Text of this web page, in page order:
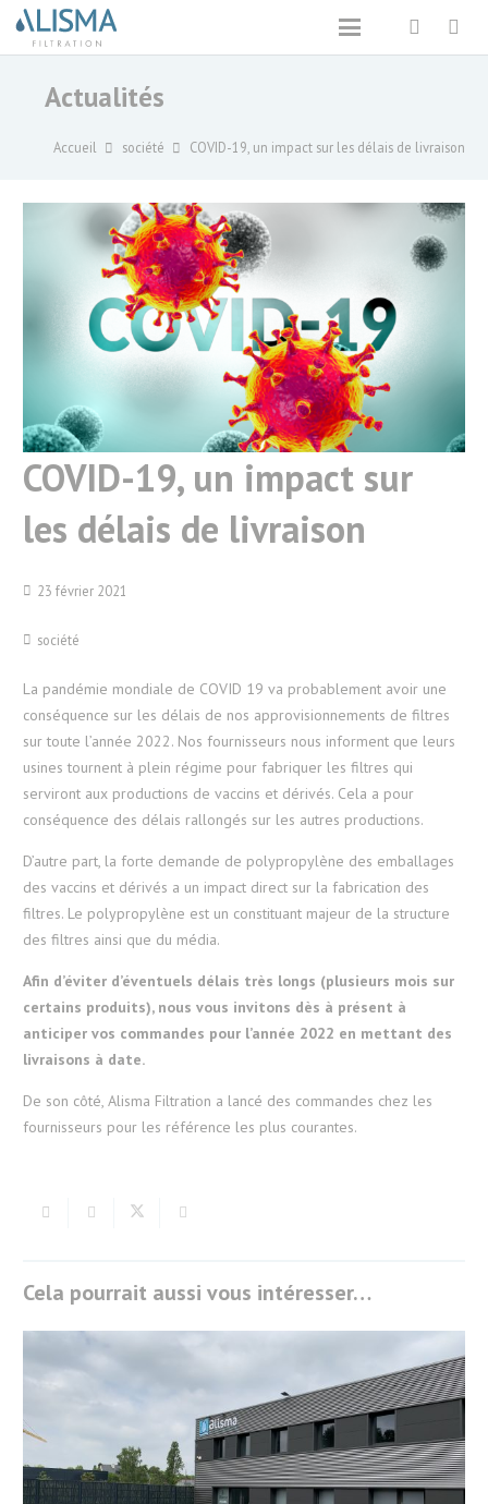
Actualités
Accueil société COVID-19, un impact sur les délais de livraison
COVID-19, un impact sur
les délais de livraison
23 février 2021
société
La pandémie mondiale de COVID 19 va probablement avoir une
conséquence sur les délais de nos approvisionnements de filtres
sur toute l’année 2022. Nos fournisseurs nous informent que leurs
usines tournent à plein régime pour fabriquer les filtres qui
serviront aux productions de vaccins et dérivés. Cela a pour
conséquence des délais rallongés sur les autres productions.
D’autre part, la forte demande de polypropylène des emballages
des vaccins et dérivés a un impact direct sur la fabrication des
filtres. Le polypropylène est un constituant majeur de la structure
des filtres ainsi que du média.
Afin d’éviter d’éventuels délais très longs (plusieurs mois sur
certains produits), nous vous invitons dès à présent à
anticiper vos commandes pour l’année 2022 en mettant des
livraisons à date.
De son côté, Alisma Filtration a lancé des commandes chez les
fournisseurs pour les référence les plus courantes.
Cela pourrait aussi vous intéresser…